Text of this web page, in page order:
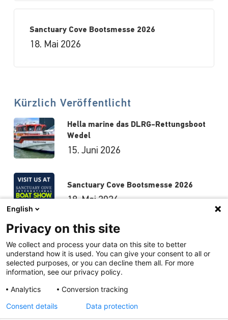
Sanctuary Cove Bootsmesse 2026
18. Mai 2026
Kürzlich Veröffentlicht
Hella marine das DLRG-Rettungsboot
Wedel
15. Juni 2026
Sanctuary Cove Bootsmesse 2026
18. Mai 2026
Hutchwilco-Bootsmesse 2026
8. Mai 2026
Aktualisierte Hella marine
31. März 2026
English
Privacy on this site
We collect and process your data on this site to better
understand how it is used. You can give your consent to all or
selected purposes, or you can decline them all. For more
information, see our privacy policy.
Analytics
Conversion tracking
Consent details Data protection